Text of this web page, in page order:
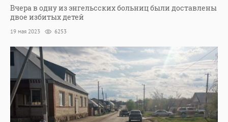
Вчера в одну из энгельсских больниц были доставлены
двое избитых детей
19 мая 2023 6253